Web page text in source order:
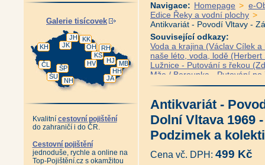
Galerie tisícovek
JA
HH
MB
HJ
HV
NH
KS
RH
ŠP
ŠU
OH
JK
KK
ČL
JH
KH
Kvalitní cestovní pojištění
do zahraničí i do ČR.
Cestovní pojištění
jednoduše, rychle a online na
Top-Pojištění.cz s okamžitou
Navigace: Homepage > e-
Edice Řeky a vodní plochy >
Antikvariát - Povodí Vltavy -
Související odkazy:
Voda a krajina (Václav Cílek a
naše léto, voda, lodě (Herbert
Lužnice - Putování s řekou
Mže / Berounka - Putování
Stará kráska Josefova Huť
Fenomén soutoku - Příběh
Vltava - obrazové putování
Vltava v proudu času (Jan
Kudy plyne Vltava (Václav
Vltava + CD (Ivan Matějka)|
Antikvariát - Povodí Vltavy -
Antikvariát -
Dolní Vltava 1969
Podzimek a
Cena vč. DPH: 499 Kč